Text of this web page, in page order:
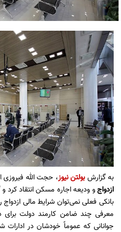
به گزارشبولتن نیوز، حجت الله فیروزی
ازدواجو ودیعه اجاره مسکن انتقاد کرد
بانکی فعلی نمی‌توان شرایط مالی ازدواج
معرفی چند ضامن کارمند دولت برای
جوانانی که عموماً خودشان در